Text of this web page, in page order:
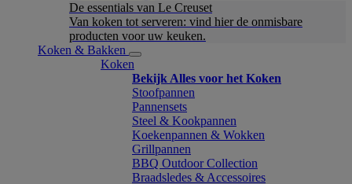
De essentials van Le Creuset
Van koken tot serveren: vind hier de onmisbare
producten voor uw keuken.
Koken & Bakken
Koken
Bekijk Alles voor het Koken
Stoofpannen
Pannensets
Steel & Kookpannen
Koekenpannen & Wokken
Grillpannen
BBQ Outdoor Collection
Braadsledes & Accessoires